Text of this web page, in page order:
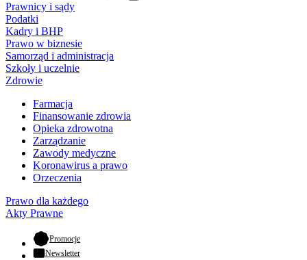
Prawnicy i sądy
Podatki
Kadry i BHP
Prawo w biznesie
Samorząd i administracja
Szkoły i uczelnie
Zdrowie
Farmacja
Finansowanie zdrowia
Opieka zdrowotna
Zarządzanie
Zawody medyczne
Koronawirus a prawo
Orzeczenia
Prawo dla każdego
Akty Prawne
Promocje- otwiera się w nowej karcie
Newsletter